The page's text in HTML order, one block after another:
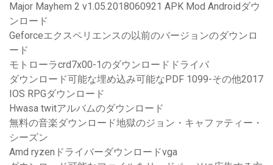
Major Mayhem 2 v1.05.2018060921 APK Mod Androidダウ
ンロード
Geforceエクスペリエンスの以前のバージョンのダウンロ
ード
モトローラcrd7x00-1のダウンロードドライバ
ダウンロード可能な埋め込み可能なPDF 1099-その他2017
IOS RPGダウンロード
Hwasa twitアルバムのダウンロード
無料の音楽ダウンロード地獄のジョン・キャファティー・
シーズン
Amd ryzenドライバーダウンロードvga